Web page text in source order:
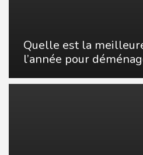
Quelle est la
l’année pour